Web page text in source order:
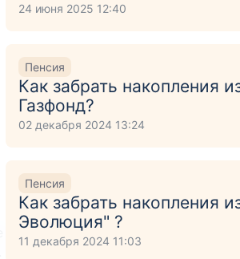
24 июня 2025 12:40
Пенсия
Как забрать накопления
Газфонд?
02 декабря 2024 13:24
Пенсия
Как забрать накопления
Эволюция" ?
11 декабря 2024 11:03